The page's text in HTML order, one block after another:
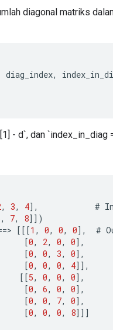
diagonal matriks
diag_index,
- d`, dan `index_in_diag
, 3, 4] , #
, 7, 8]] )
> [[[1 , 0, 0, 0] , #
[0, 2, 0, 0] ,
[0, 0, 3, 0] ,
[0, 0, 0, 4]] ,
[[5, 0, 0, 0] ,
[0, 6, 0, 0] ,
[0, 0, 7, 0] ,
[0, 0, 0, 8]]]